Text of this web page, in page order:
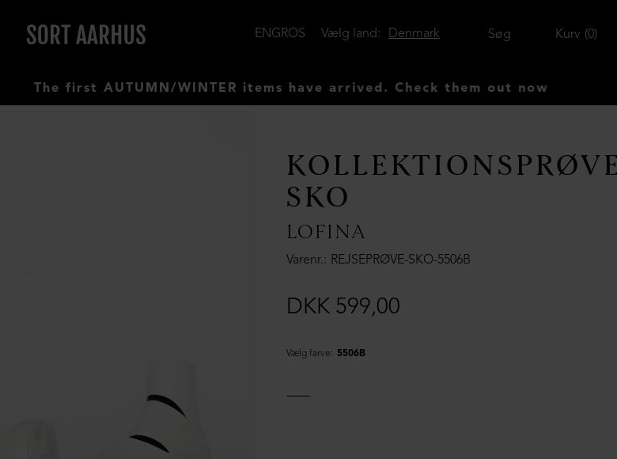
Kurv 0
Søg
Denmark
Vælg land:
ENGROS
The first AUTUMN/WINTER items have arrived. Check them out now
SKO
LOFINA
Varenr. REJSEPRØVE-SKO-5506B
DKK 599,00
Vælg farve: 5506B